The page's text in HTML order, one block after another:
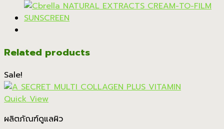
Related products
Sale!
Quick View
ผลิตภัณฑ์ดูแลผิว